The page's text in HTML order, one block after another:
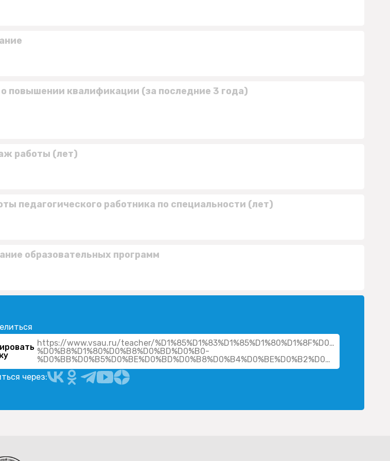
повышении квалификации (за последние 3 года)
работы (лет)
педагогического работника по специальности (лет)
образовательных программ
https://www.vsau.ru/teacher/
%D0%B8%D1%80%D0%B8%D0%BD%D0%B0-
%D0%BB%D0%B5%D0%BE%D0%BD%D0%B8%D0%B4%D0%BE%D0%B2%D0%BD%D0%B0/
через: